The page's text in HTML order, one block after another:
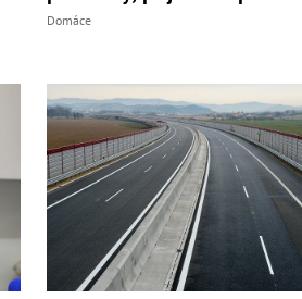
Domáce